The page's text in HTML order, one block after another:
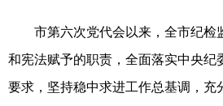
市第六次党代会以来，全市纪检
和宪法赋予的职责，全面落实中央纪
要求，坚持稳中求进工作总基调，充